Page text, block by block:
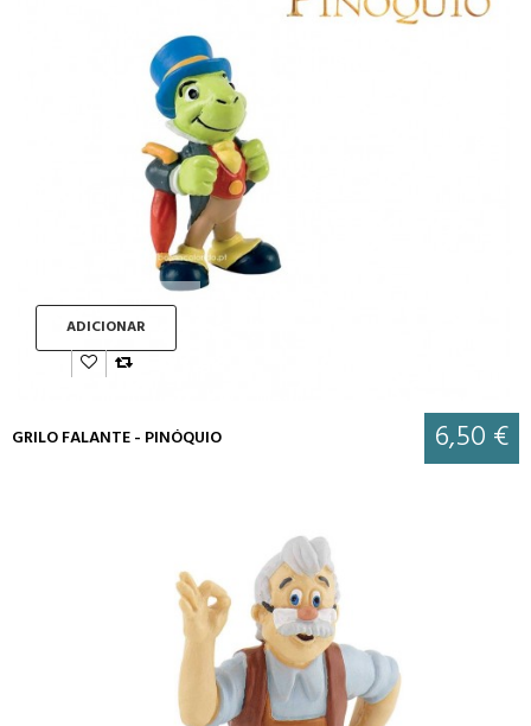
ADICIONAR
GRILO FALANTE - PINÓQUIO 6,50 €